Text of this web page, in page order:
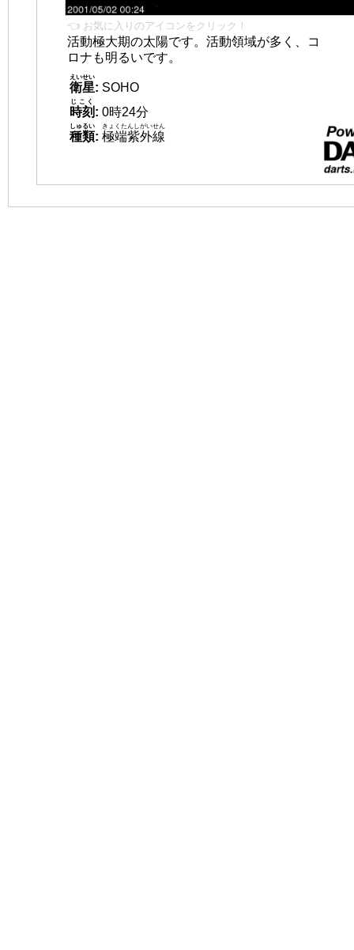
👈 お気に入りのアイコンをクリック！
活動極大期の太陽です。活動領域が多く、コ
ロナも明るいです。
衛星
えいせい
: SOHO
時刻
じこく
: 0時24分
種類
しゅるい
: 極端紫外線
きょくたんしがいせん